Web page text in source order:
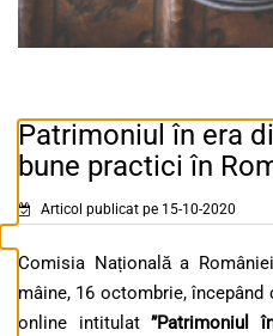
Patrimoniul în era
bune practici în
Articol publicat pe 15-10-2020
Comisia Națională a
mâine, 16 octombrie,
online intitulat ”Patrimoniul